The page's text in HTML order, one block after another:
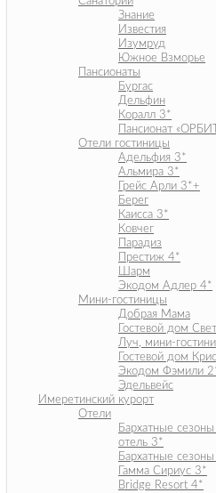
Знание
Известия
Изумруд
Южное Взморье
Пансионаты
Бургас
Дельфин
Коралл 3*
Пансионат
Отели гостиницы
Адельфия 3*
Альмира 3*
Грейс Арли 3*+
Берег
Каисса 3*
Ковчег
Парадиз
Престиж 4*
Шарм
Экодом Адлер 4*
Мини-гостиницы
Добрая Мама
Гостевой дом
Луч, мини-
Гостевой дом
Экодом Фэмили
Эдельвейс
Имеретинский курорт
Отели
Бархатные
отель 3*
Бархатные
Гамма Сириус 3*
Bridge Resort 4*